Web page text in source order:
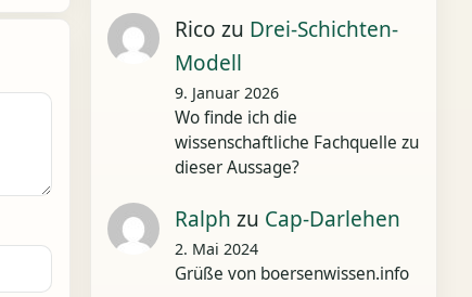
Rico zu Drei-Schichten-
Modell
9. Januar 2026
Wo finde ich die
wissenschaftliche Fachquelle zu
dieser Aussage?
Ralph zu Cap-Darlehen
2. Mai 2024
Grüße von boersenwissen.info